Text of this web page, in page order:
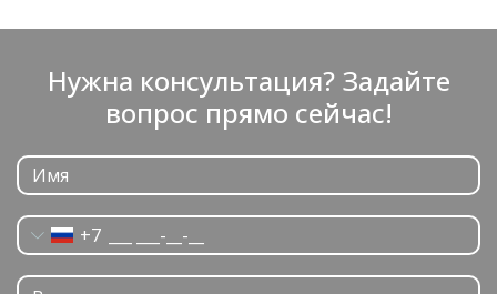
Нужна консультация? Задайте
вопрос прямо сейчас!
+7